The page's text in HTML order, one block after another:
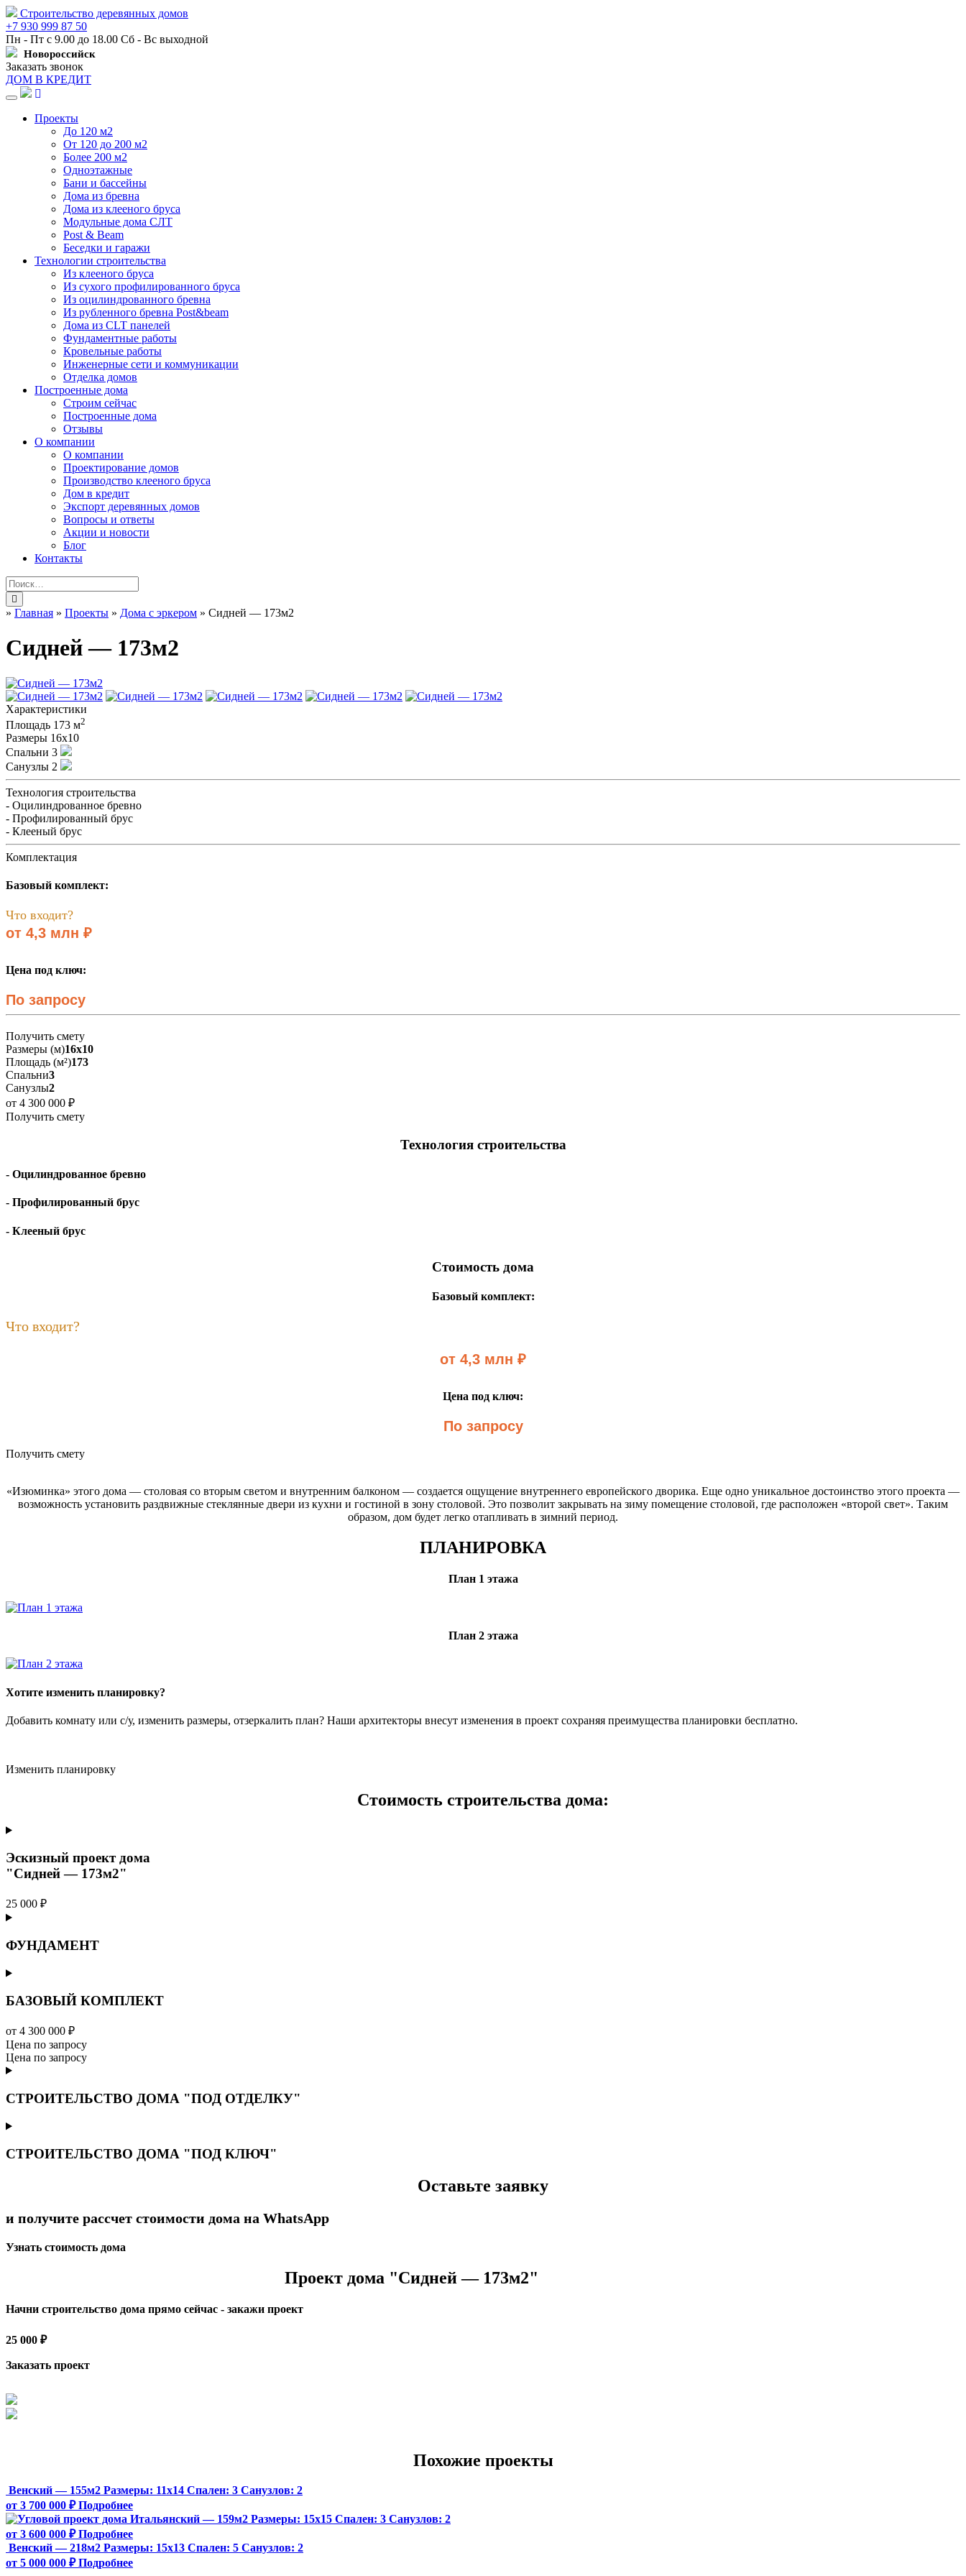
Строительство деревянных домов
+7 930 999 87 50
Пн - Пт с 9.00 до 18.00 Сб - Вс выходной
Новороссийск
Заказать звонок
ДОМ В КРЕДИТ
Навигация
Проекты
До 120 м2
От 120 до 200 м2
Более 200 м2
Одноэтажные
Бани и бассейны
Дома из бревна
Дома из клееного бруса
Модульные дома СЛТ
Post & Beam
Беседки и гаражи
Технологии строительства
Из клееного бруса
Из сухого профилированного бруса
Из оцилиндрованного бревна
Из рубленного бревна Post&beam
Дома из CLT панелей
Фундаментные работы
Кровельные работы
Инженерные сети и коммуникации
Отделка домов
Построенные дома
Строим сейчас
Построенные дома
Отзывы
О компании
О компании
Проектирование домов
Производство клееного бруса
Дом в кредит
Экспорт деревянных домов
Вопросы и ответы
Акции и новости
Блог
Контакты
» Главная » Проекты » Дома с эркером » Сидней — 173м2
Сидней — 173м2
Характеристики
Площадь 173 м2
Размеры 16х10
Спальни 3
Санузлы 2
Технология строительства
- Оцилиндрованное бревно
- Профилированный брус
- Клееный брус
Комплектация
Базовый комплект:
Что входит?
от 4,3 млн ₽
Цена под ключ:
По запросу
Получить смету
Размеры (м)16х10
Площадь (м²)173
Спальни3
Санузлы2
от 4 300 000 ₽
Получить смету
Технология строительства
- Оцилиндрованное бревно
- Профилированный брус
- Клееный брус
Стоимость дома
Базовый комплект:
Что входит?
от 4,3 млн ₽
Цена под ключ:
По запросу
Получить смету
«Изюминка» этого дома — столовая со вторым светом и внутренним балконом — создается ощущение внутреннего европейского дворика. Еще одно уникальное достоинство этого проекта —
возможность установить раздвижные стеклянные двери из кухни и гостиной в зону столовой. Это позволит закрывать на зиму помещение столовой, где расположен «второй свет». Таким
образом, дом будет легко отапливать в зимний период.
ПЛАНИРОВКА
План 1 этажа
План 2 этажа
Хотите изменить планировку?
Добавить комнату или с/у, изменить размеры, отзеркалить план? Наши архитекторы внесут изменения в проект сохраняя преимущества планировки бесплатно.
Изменить планировку
Стоимость строительства дома:
Эскизный проект дома
"Сидней — 173м2"
25 000 ₽
ФУНДАМЕНТ
БАЗОВЫЙ КОМПЛЕКТ
от 4 300 000 ₽
Цена по запросу
Цена по запросу
СТРОИТЕЛЬСТВО ДОМА "ПОД ОТДЕЛКУ"
СТРОИТЕЛЬСТВО ДОМА "ПОД КЛЮЧ"
Оставьте заявку
и получите рассчет стоимости дома на WhatsApp
Узнать стоимость дома
Проект дома "Сидней — 173м2"
Начни строительство дома прямо сейчас - закажи проект
25 000 ₽
Заказать проект
Похожие проекты
Венский — 155м2 Размеры: 11х14 Спален: 3 Санузлов: 2
от 3 700 000 ₽ Подробнее
Итальянский — 159м2 Размеры: 15х15 Спален: 3 Санузлов: 2
от 3 600 000 ₽ Подробнее
Венский — 218м2 Размеры: 15х13 Спален: 5 Санузлов: 2
от 5 000 000 ₽ Подробнее